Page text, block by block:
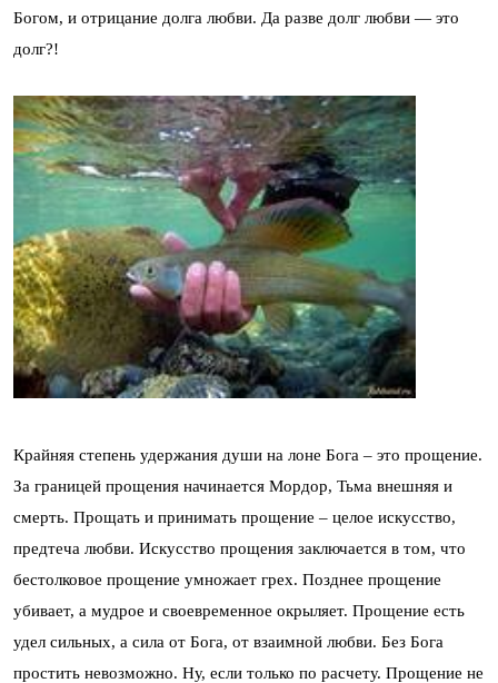
Богом, и отрицание долга любви. Да разве долг любви — это
долг?!
Крайняя степень удержания души на лоне Бога – это прощение.
За границей прощения начинается Мордор, Тьма внешняя и
смерть. Прощать и принимать прощение – целое искусство,
предтеча любви. Искусство прощения заключается в том, что
бестолковое прощение умножает грех. Позднее прощение
убивает, а мудрое и своевременное окрыляет. Прощение есть
удел сильных, а сила от Бога, от взаимной любви. Без Бога
простить невозможно. Ну, если только по расчету. Прощение не